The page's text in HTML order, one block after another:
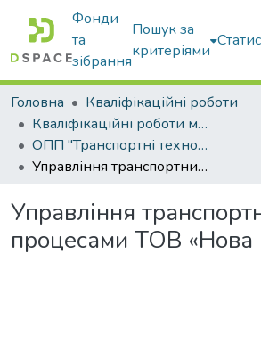
Фонди
та
зібрання
Пошук за
критеріями
Головна
Кваліфікаційні роботи
Кваліфікаційні роботи магістрів
ОПП "Транспортні технології на автомобільному транспорті"
Управління транспортними процесами ТОВ «Нова Пошта»
Управління
процесами ТОВ «Нова